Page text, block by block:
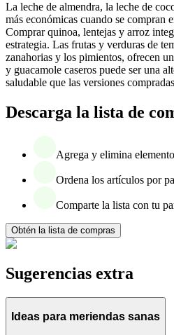
La leche de almendra, la leche de
más económicas cuando se compran
Comprar quinoa, lentejas y arroz
estrategia. Las frutas y verduras de
zanahorias y los pimientos, ofrecen
y guacamole caseros puede ser una
saludable que las versiones
Descarga la lista de
Agrega y elimina
Ordena los artículos por
Comparte la lista con tu
Obtén la lista de compras
Sugerencias extra
Ideas para meriendas sanas